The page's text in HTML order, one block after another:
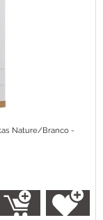
Nature/Branco -